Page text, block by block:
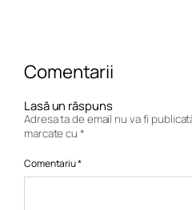
Comentarii
Lasă un răspuns
Adresa ta de email nu va fi
marcate cu *
Comentariu*